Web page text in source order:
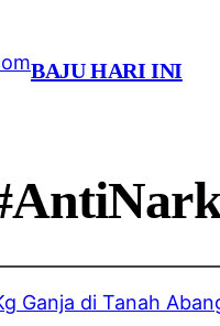
BAJU HARI INI